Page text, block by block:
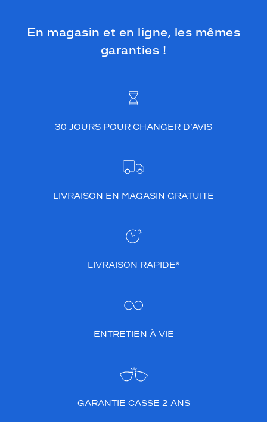
En magasin et en ligne, les mêmes
garanties !
30 JOURS POUR CHANGER D’AVIS
LIVRAISON EN MAGASIN GRATUITE
LIVRAISON RAPIDE*
ENTRETIEN À VIE
GARANTIE CASSE 2 ANS